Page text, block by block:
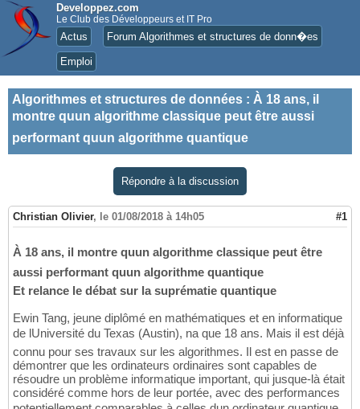
Developpez.com
Le Club des Développeurs et IT Pro
Actus Forum Algorithmes et structures de donn�es
Emploi
Algorithmes et structures de données : À 18 ans, il
montre quun algorithme classique peut être aussi
performant quun algorithme quantique
Répondre à la discussion
Christian Olivier, le 01/08/2018 à 14h05 #1
À 18 ans, il montre quun algorithme classique peut être
aussi performant quun algorithme quantique
Et relance le débat sur la suprématie quantique
Ewin Tang, jeune diplômé en mathématiques et en informatique
de lUniversité du Texas (Austin), na que 18 ans. Mais il est déjà
connu pour ses travaux sur les algorithmes. Il est en passe de
démontrer que les ordinateurs ordinaires sont capables de
résoudre un problème informatique important, qui jusque-là était
considéré comme hors de leur portée, avec des performances